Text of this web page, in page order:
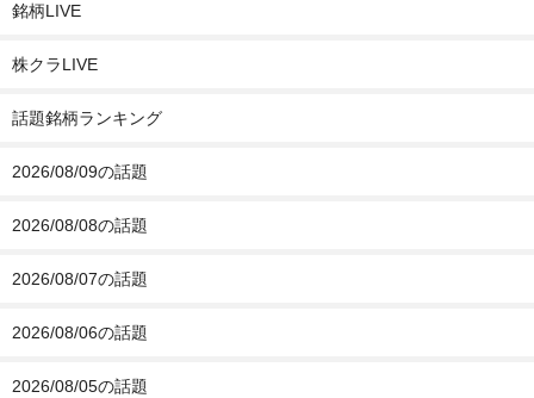
銘柄LIVE
株クラLIVE
話題銘柄ランキング
2026/08/09の話題
2026/08/08の話題
2026/08/07の話題
2026/08/06の話題
2026/08/05の話題